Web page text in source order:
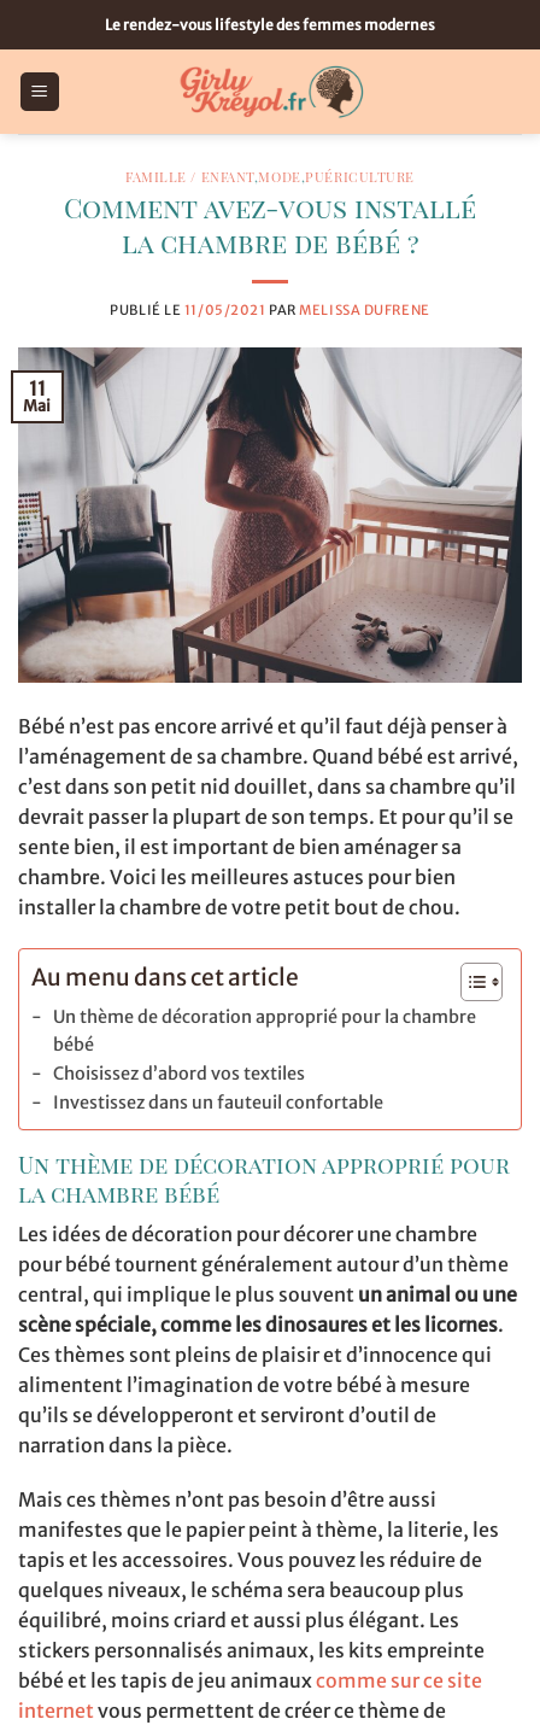
au
contenu
Le rendez-vous lifestyle des femmes modernes
FAMILLE / ENFANT,MODE,PUÉRICULTURE
Comment avez-vous installé
la chambre de bébé ?
PUBLIÉ LE 11/05/2021 PARMELISSA DUFRENE
11
Mai
Bébé n’est pas encore arrivé et qu’il faut déjà penser à
l’aménagement de sa chambre. Quand bébé est arrivé,
c’est dans son petit nid douillet, dans sa chambre qu’il
devrait passer la plupart de son temps. Et pour qu’il se
sente bien, il est important de bien aménager sa
chambre. Voici les meilleures astuces pour bien
installer la chambre de votre petit bout de chou.
Au menu dans cet article
Un thème de décoration approprié pour la chambre
bébé
Choisissez d’abord vos textiles
Investissez dans un fauteuil confortable
Un thème de décoration approprié pour
la chambre bébé
Les idées de décoration pour décorer une chambre
pour bébé tournent généralement autour d’un thème
central, qui implique le plus souvent un animal ou une
scène spéciale, comme les dinosaures et les licornes.
Ces thèmes sont pleins de plaisir et d’innocence qui
alimentent l’imagination de votre bébé à mesure
qu’ils se développeront et serviront d’outil de
narration dans la pièce.
Mais ces thèmes n’ont pas besoin d’être aussi
manifestes que le papier peint à thème, la literie, les
tapis et les accessoires. Vous pouvez les réduire de
quelques niveaux, le schéma sera beaucoup plus
équilibré, moins criard et aussi plus élégant. Les
stickers personnalisés animaux, les kits empreinte
bébé et les tapis de jeu animauxcomme sur ce site
internetvous permettent de créer ce thème de